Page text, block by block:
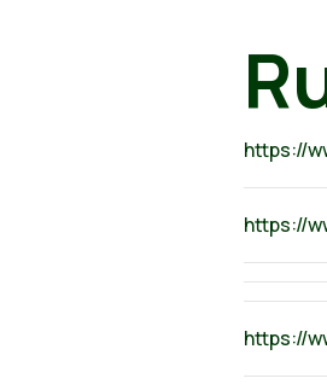
https://
https://
https://